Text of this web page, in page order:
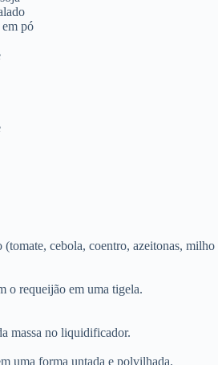
pó
(tomate, cebola, coentro, azeitonas,
o requeijão em uma tigela.
massa no liquidificador.
uma forma untada e polvilhada.